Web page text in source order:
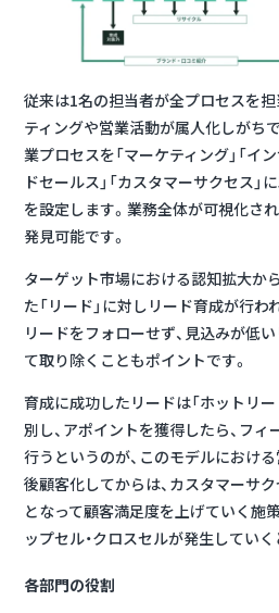
従来は1名の担当者が全プロセスを担
ティングや営業活動が属人化しがち
業プロセスを「マーケティング」「イ
ドセールス」「カスタマーサクセス」
を設定します。 業務全体が可視化さ
発見可能です。
ターゲット市場における認知拡大か
た「リード」に対しリード育成が行わ
リードをフォローせず、見込みが低
て取り除くこともポイントです。
育成に成功したリードは「ホットリー
別し、アポイントを獲得したら、フ
行うというのが、このモデルにおけ
後顧客化してからは、カスタマーサ
となって顧客満足度を上げていく施
ップセル・クロスセルが発生していく
各部門の役割